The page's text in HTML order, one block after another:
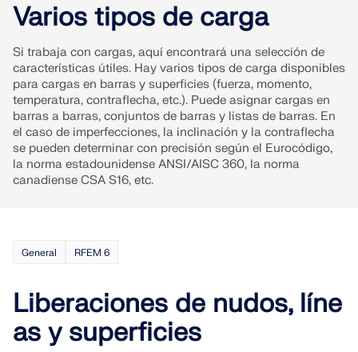
Varios tipos de carga
Si trabaja con cargas, aquí encontrará una selección de
características útiles. Hay varios tipos de carga disponibles
para cargas en barras y superficies (fuerza, momento,
temperatura, contraflecha, etc.). Puede asignar cargas en
barras a barras, conjuntos de barras y listas de barras. En
el caso de imperfecciones, la inclinación y la contraflecha
se pueden determinar con precisión según el Eurocódigo,
la norma estadounidense ANSI/AISC 360, la norma
canadiense CSA S16, etc.
General RFEM 6
Liberaciones de nudos, líne
as y superficies